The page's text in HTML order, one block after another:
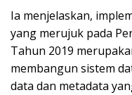
Ia menjelaskan,
yang merujuk pada
Tahun 2019
membangun sistem
data dan metadata